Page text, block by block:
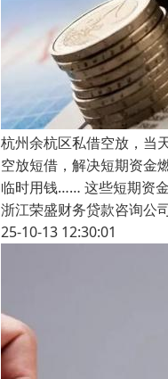
杭州余杭区私借空放，当
空放短借，解决短期资金
临时用钱…… 这些短期资
浙江荣盛财务贷款咨询公
25-10-13 12:30:01